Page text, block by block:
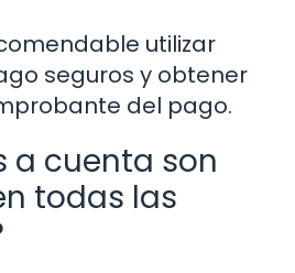
utilizar
seguros y obtener
del pago.
a cuenta son
todas las